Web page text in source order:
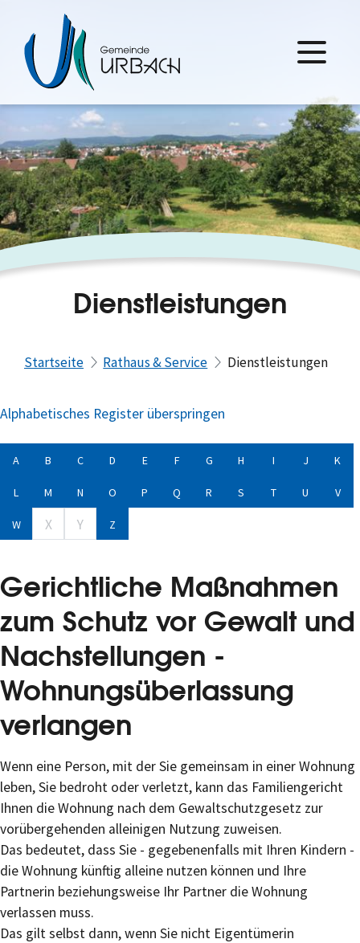
Dienstleistungen
Startseite Rathaus & Service Dienstleistungen
Alphabetisches Register überspringen
A B C D E F G H I J K
L M N O P Q R S T U V
W X Y Z
Gerichtliche Maßnahmen
zum Schutz vor Gewalt und
Nachstellungen -
Wohnungsüberlassung
verlangen
Wenn eine Person, mit der Sie gemeinsam in einer Wohnung
leben, Sie bedroht oder verletzt, kann das Familiengericht
Ihnen die Wohnung nach dem Gewaltschutzgesetz zur
vorübergehenden alleinigen Nutzung zuweisen.
Das bedeutet, dass Sie - gegebenenfalls mit Ihren Kindern -
die Wohnung künftig alleine nutzen können und Ihre
Partnerin beziehungsweise Ihr Partner die Wohnung
verlassen muss.
Das gilt selbst dann, wenn Sie nicht Eigentümerin